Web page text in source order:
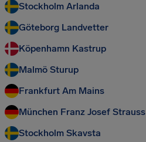
Stockholm Arlanda
Göteborg Landvetter
Köpenhamn Kastrup
Malmö Sturup
Frankfurt Am Mains
München Franz Josef Strauss
Stockholm Skavsta